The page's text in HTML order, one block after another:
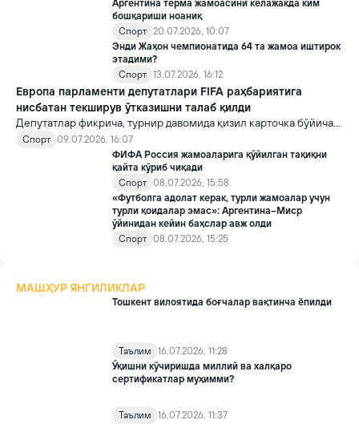
Аргентина терма жамоасини келажакда ким
бошқариши ноаниқ
Спорт 20.07.2026, 10:07
Энди Жаҳон чемпионатида 64 та жамоа иштирок
этадими?
Спорт 13.07.2026, 16:12
Европа парламенти депутатлари FIFA раҳбариятига
нисбатан текширув ўтказишни талаб қилди
Депутатлар фикрича, турнир давомида қизил карточка бўйича
қоидани ўзгартириш қарори Трампнинг Инфантино билан
телефон мулоқотидан сўнг қабул қилинган.
Спорт 09.07.2026, 16:07
ФИФА Россия жамоаларига қўйилган тақиқни
қайта кўриб чиқади
Спорт 08.07.2026, 15:58
«Футболга адолат керак, турли жамоалар учун
турли қоидалар эмас»: Аргентина–Миср
ўйинидан кейин баҳслар авж олди
Спорт 08.07.2026, 15:25
МАШҲУР ЯНГИЛИКЛАР
Тошкент вилоятида боғчалар вақтинча ёпилди
Таълим
16.07.2026, 11:28
Ўқишни кўчиришда миллий ва халқаро
сертификатлар муҳимми?
Таълим
16.07.2026, 11:37